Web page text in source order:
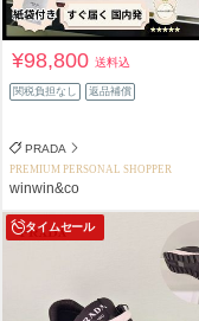
¥98,800送料込
関税負担なし 返品補償
PRADA
PREMIUM PERSONAL SHOPPER
winwin&co
タイムセール